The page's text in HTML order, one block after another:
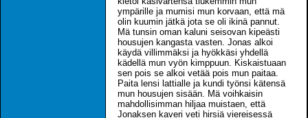
ympärille ja mumisi mun korvaan, että mä
olin kuumin jätkä jota se oli ikinä pannut.
Mä tunsin oman kaluni seisovan kipeästi
housujen kangasta vasten. Jonas alkoi
käydä villimmäksi ja hyökkäsi yhdellä
kädellä mun vyön kimppuun. Kiskaistuaan
sen pois se alkoi vetää pois mun paitaa.
Paita lensi lattialle ja kundi työnsi kätensä
mun housujen sisään. Mä voihkaisin
mahdollisimman hiljaa muistaen, että
Jonaksen kaveri veti hirsiä viereisessä